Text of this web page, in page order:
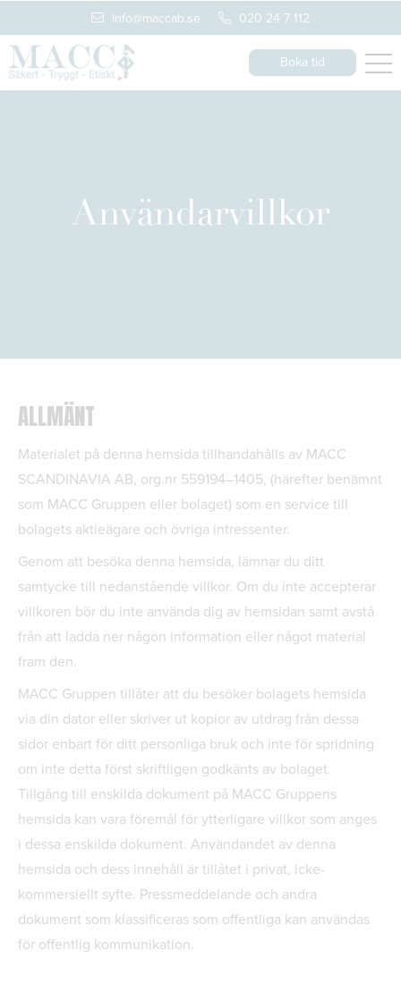
info@maccab.se 020 24 7 112
Boka tid
Användarvillkor
ALLMÄNT
Materialet på denna hemsida tillhandahålls av MACC
SCANDINAVIA AB, org.nr 559194–1405, (härefter benämnt
som MACC Gruppen eller bolaget) som en service till
bolagets aktieägare och övriga intressenter.
Genom att besöka denna hemsida, lämnar du ditt
samtycke till nedanstående villkor. Om du inte accepterar
villkoren bör du inte använda dig av hemsidan samt avstå
från att ladda ner någon information eller något material
fram den.
MACC Gruppen tillåter att du besöker bolagets hemsida
via din dator eller skriver ut kopior av utdrag från dessa
sidor enbart för ditt personliga bruk och inte för spridning
om inte detta först skriftligen godkänts av bolaget.
Tillgång till enskilda dokument på MACC Gruppens
hemsida kan vara föremål för ytterligare villkor som anges
i dessa enskilda dokument. Användandet av denna
hemsida och dess innehåll är tillåtet i privat, icke-
kommersiellt syfte. Pressmeddelande och andra
dokument som klassificeras som offentliga kan användas
för offentlig kommunikation.